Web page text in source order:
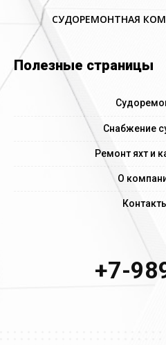
СУДОРЕМОНТНАЯ
Полезные страницы
Снабжение
Ремонт яхт и
О
+7-